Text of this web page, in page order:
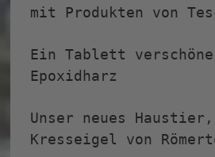
mit Produkten von
Ein Tablett
Epoxidharz
Unser neues
Kresseigel von